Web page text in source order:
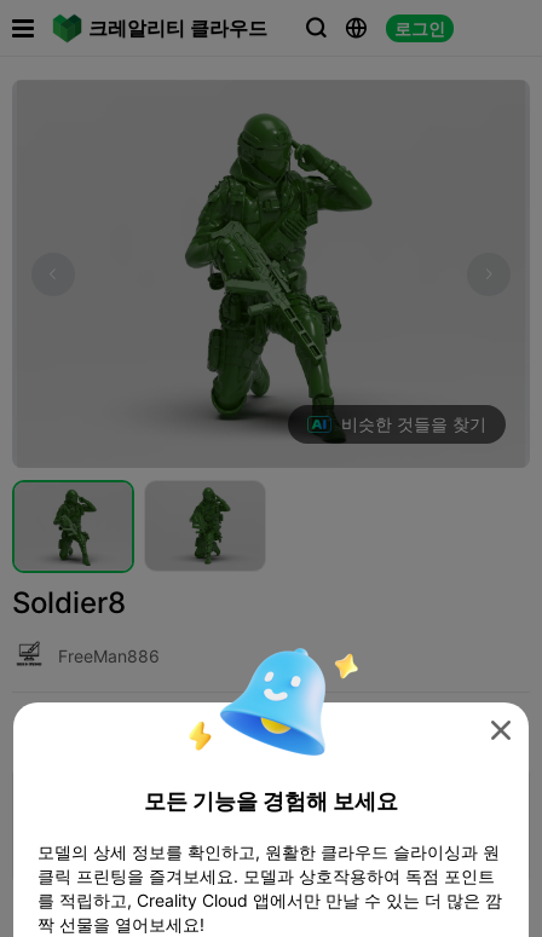
크레알리티 클라우드   로그인

비슷한 것들을 찾기
Soldier8
FreeMan886
인쇄 설정 Miniatures  Characters & Creatures 
 인쇄 설정 추가
더 많은 포인트 획득

모든 기능을 경험해 보세요
모델의 상세 정보를 확인하고, 원활한 클라우드 슬라이싱과 원
클릭 프린팅을 즐겨보세요. 모델과 상호작용하여 독점 포인트
를 적립하고, Creality Cloud 앱에서만 만날 수 있는 더 많은 깜
짝 선물을 열어보세요!